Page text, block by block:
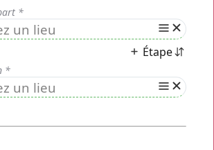
privé VTC Mise à Disposition
de vos déplacements dans Paris et ses
arrivez à Paris et vous souhaitez être
ou à un aéroport ? En effet, les VTC Mise
Mise à Disposition
du marché influencer la qualité de
faisant grandement baisser les prix. Vos
à Disposition
rendre sur notre simulateur en ligne